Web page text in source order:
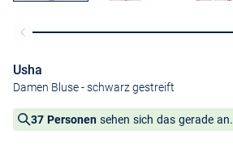
Usha
Damen Bluse- schwarz gestreift
37 Personen sehen sich das gerade an.